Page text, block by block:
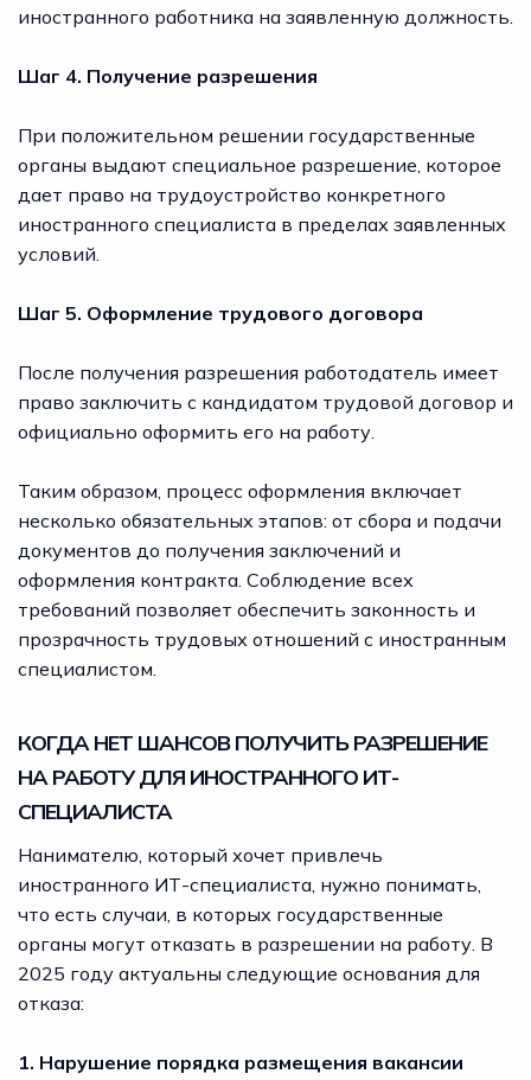
иностранного работника на заявленную должность.
Шаг 4. Получение разрешения
При положительном решении государственные
органы выдают специальное разрешение, которое
дает право на трудоустройство конкретного
иностранного специалиста в пределах заявленных
условий.
Шаг 5. Оформление трудового договора
После получения разрешения работодатель имеет
право заключить с кандидатом трудовой договор и
официально оформить его на работу.
Таким образом, процесс оформления включает
несколько обязательных этапов: от сбора и подачи
документов до получения заключений и
оформления контракта. Соблюдение всех
требований позволяет обеспечить законность и
прозрачность трудовых отношений с иностранным
специалистом.
КОГДА НЕТ ШАНСОВ ПОЛУЧИТЬ РАЗРЕШЕНИЕ
НА РАБОТУ ДЛЯ ИНОСТРАННОГО ИТ-
СПЕЦИАЛИСТА
Нанимателю, который хочет привлечь
иностранного ИТ-специалиста, нужно понимать,
что есть случаи, в которых государственные
органы могут отказать в разрешении на работу. В
2025 году актуальны следующие основания для
отказа:
1. Нарушение порядка размещения вакансии